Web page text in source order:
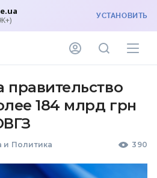
УСТАНОВИТЬ
правительство
184 млрд грн
и Политика 390